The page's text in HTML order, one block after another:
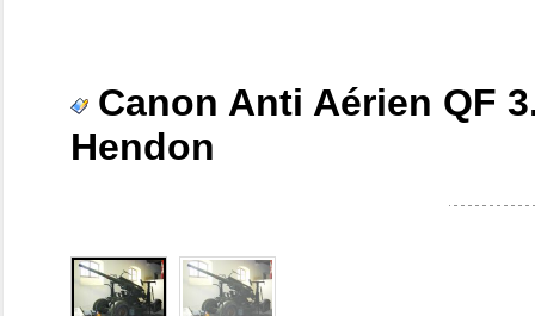
Canon Anti Aérien QF
Hendon